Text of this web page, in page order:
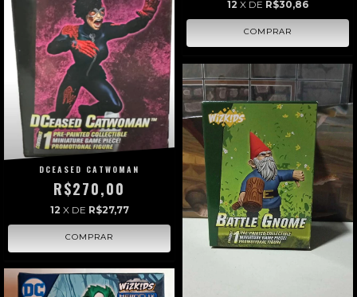
DCEASED CATWOMAN
R$270,00
12 X DE R$27,77
12 X DE R$30,86